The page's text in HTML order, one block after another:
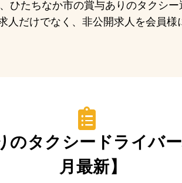
ひたちなか市の賞与ありのタクシ
人だけでなく、非公開求人を会員様
のタクシードライバ
月最新】